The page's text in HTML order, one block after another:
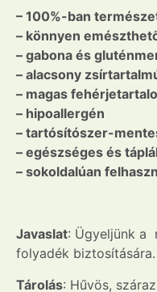
– 100%-ban
– könnyen
– gabona és
– alacsony
– magas
– hipoallergén
– tartósítószer-
– egészséges és
– sokoldalúan
Javaslat: Ügyeljünk a
folyadék biztosítására.
Tárolás: Hűvös,